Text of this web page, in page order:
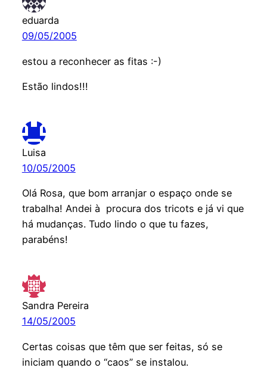
eduarda
09/05/2005
estou a reconhecer as fitas :-)
Estão lindos!!!
Luisa
10/05/2005
Olá Rosa, que bom arranjar o espaço onde se
trabalha! Andei à procura dos tricots e já vi que
há mudanças. Tudo lindo o que tu fazes,
parabéns!
Sandra Pereira
14/05/2005
Certas coisas que têm que ser feitas, só se
iniciam quando o “caos” se instalou.